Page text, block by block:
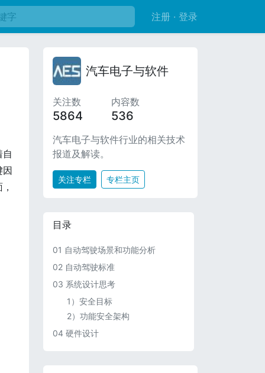
注册 · 登录
因
汽车电子与软件
关注数
5864
内容数
536
汽车电子与软件行业的相关技术
报道及解读。
关注专栏 专栏主页
目录
01 自动驾驶场景和功能分析
02 自动驾驶标准
03 系统设计思考
1）安全目标
2）功能安全架构
04 硬件设计